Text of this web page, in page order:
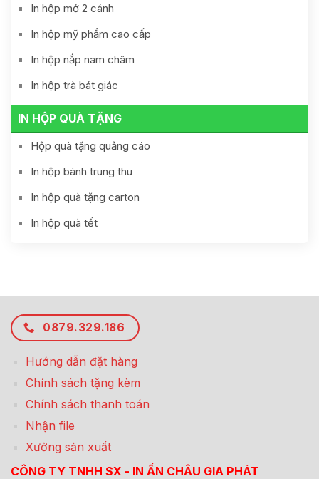
In hộp mở 2 cánh
In hộp mỹ phẩm cao cấp
In hộp nắp nam châm
In hộp trà bát giác
IN HỘP QUÀ TẶNG
Hộp quà tặng quảng cáo
In hộp bánh trung thu
In hộp quà tặng carton
In hộp quà tết
0879.329.186
Hướng dẫn đặt hàng
Chính sách tặng kèm
Chính sách thanh toán
Nhận file
Xưởng sản xuất
CÔNG TY TNHH SX - IN ẤN CHÂU GIA PHÁT